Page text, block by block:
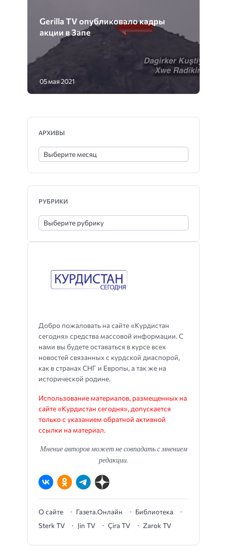
Gerilla TV опубликовало кадры
акции в Запе
05 мая 2021
Добро пожаловать на сайте «Курдистан
сегодня» средства массовой информации. С
нами вы будете оставаться в курсе всех
новостей связанных с курдской диаспорой,
как в странах СНГ и Европы, а так же на
исторической родине.
Использование материалов, размещенных на
сайте «Курдистан сегодня», допускается
только с указанием обратной активной
ссылки на материал.
Мнение авторов может не совпадать с мнением
редакции.
О сайте Газета.Онлайн
Библиотека
Sterk TV
Jin TV Çira TV Zarok TV
АРХИВЫ
РУБРИКИ